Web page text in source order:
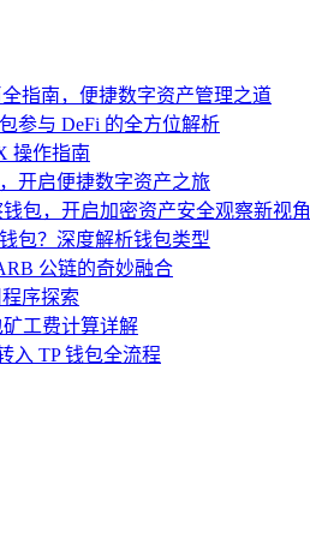
指南，便捷数字资产管理之道
参与 DeFi 的全方位解析
操作指南
开启便捷数字资产之旅
钱包，开启加密资产安全观察新视角
包？深度解析钱包类型
公链的奇妙融合
序探索
矿工费计算详解
入 TP 钱包全流程